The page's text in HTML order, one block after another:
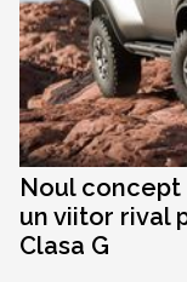
Noul concept
un viitor rival
Clasa G